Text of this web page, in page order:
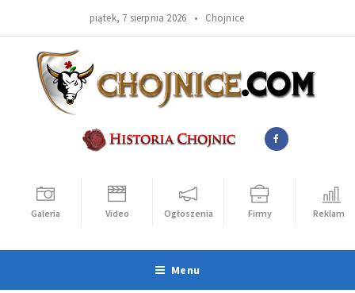
piątek, 7 sierpnia 2026 • Chojnice
Galeria Video Ogłoszenia Firmy Reklama
Menu